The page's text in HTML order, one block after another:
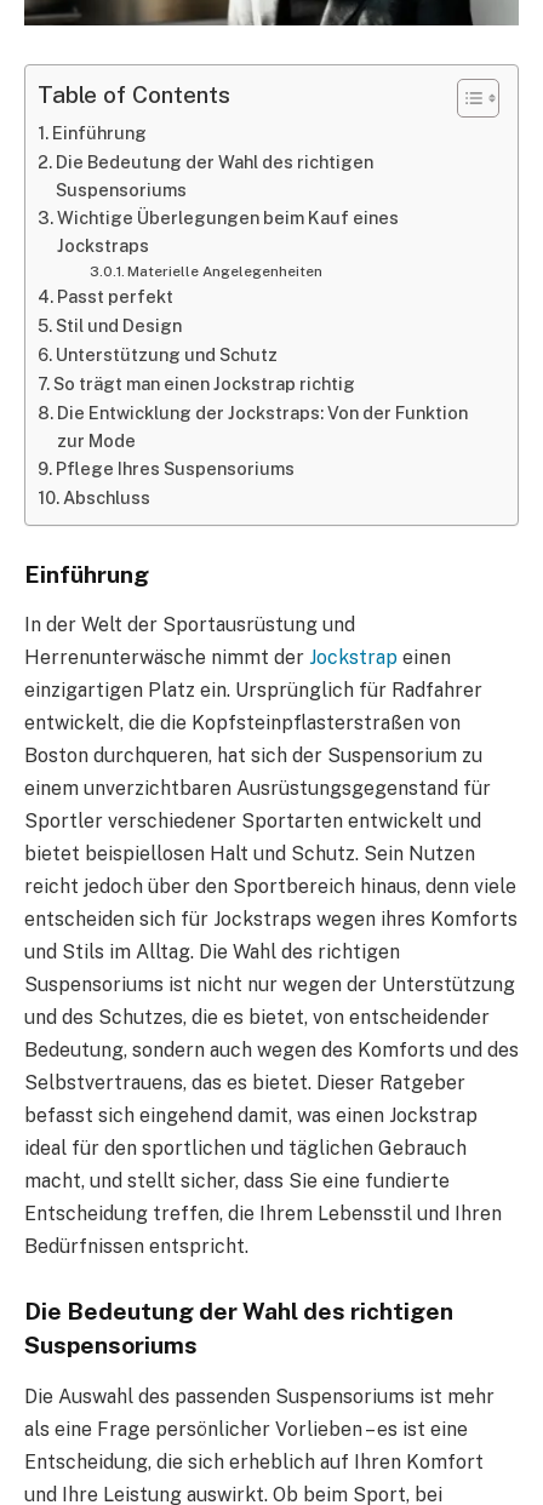
Table of Contents
Einführung
Die Bedeutung der Wahl des richtigen
Suspensoriums
Wichtige Überlegungen beim Kauf eines
Jockstraps
Materielle Angelegenheiten
Passt perfekt
Stil und Design
Unterstützung und Schutz
So trägt man einen Jockstrap richtig
Die Entwicklung der Jockstraps: Von der Funktion
zur Mode
Pflege Ihres Suspensoriums
Abschluss
Einführung
In der Welt der Sportausrüstung und
Herrenunterwäsche nimmt der Jockstrap einen
einzigartigen Platz ein. Ursprünglich für Radfahrer
entwickelt, die die Kopfsteinpflasterstraßen von
Boston durchqueren, hat sich der Suspensorium zu
einem unverzichtbaren Ausrüstungsgegenstand für
Sportler verschiedener Sportarten entwickelt und
bietet beispiellosen Halt und Schutz. Sein Nutzen
reicht jedoch über den Sportbereich hinaus, denn viele
entscheiden sich für Jockstraps wegen ihres Komforts
und Stils im Alltag. Die Wahl des richtigen
Suspensoriums ist nicht nur wegen der Unterstützung
und des Schutzes, die es bietet, von entscheidender
Bedeutung, sondern auch wegen des Komforts und des
Selbstvertrauens, das es bietet. Dieser Ratgeber
befasst sich eingehend damit, was einen Jockstrap
ideal für den sportlichen und täglichen Gebrauch
macht, und stellt sicher, dass Sie eine fundierte
Entscheidung treffen, die Ihrem Lebensstil und Ihren
Bedürfnissen entspricht.
Die Bedeutung der Wahl des richtigen
Suspensoriums
Die Auswahl des passenden Suspensoriums ist mehr
als eine Frage persönlicher Vorlieben – es ist eine
Entscheidung, die sich erheblich auf Ihren Komfort
und Ihre Leistung auswirkt. Ob beim Sport, bei